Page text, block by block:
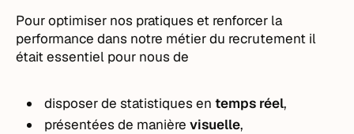
Pour optimiser nos pratiques et renforcer la
performance dans notre métier du recrutement il
était essentiel pour nous de
disposer de statistiques entemps réel,
présentées de manièrevisuelle,